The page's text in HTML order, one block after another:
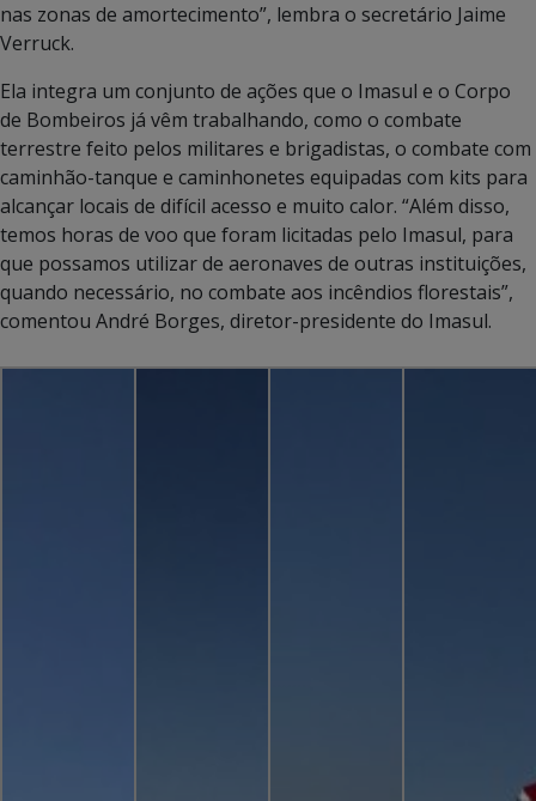
nas zonas de amortecimento”, lembra o secretário Jaime
Verruck.
Ela integra um conjunto de ações que o Imasul e o Corpo
de Bombeiros já vêm trabalhando, como o combate
terrestre feito pelos militares e brigadistas, o combate com
caminhão-tanque e caminhonetes equipadas com kits para
alcançar locais de difícil acesso e muito calor. “Além disso,
temos horas de voo que foram licitadas pelo Imasul, para
que possamos utilizar de aeronaves de outras instituições,
quando necessário, no combate aos incêndios florestais”,
comentou André Borges, diretor-presidente do Imasul.